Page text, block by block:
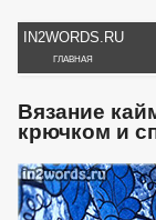
IN2WORDS.RU
ГЛАВНАЯ
ВЯЗАНИЕ
ИГРЫ
И ИГРУШКИ
Вязание
крючком и